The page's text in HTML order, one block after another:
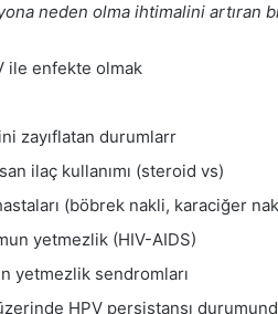
neden olma ihtimalini artıran
ile enfekte olmak
zayıflatan durumlarr
ilaç kullanımı (steroid vs)
(böbrek nakli, karaciğer
yetmezlik (HIV-AIDS)
yetmezlik sendromları
HPV persistansı